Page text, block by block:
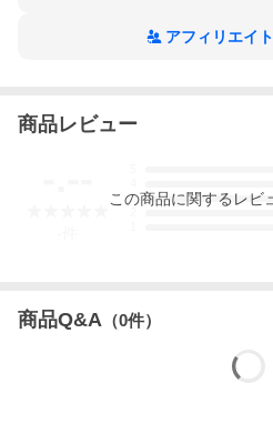
アフィリエイ
商品レビュー
3
この商品に関するレビ
商品Q&A （0件）